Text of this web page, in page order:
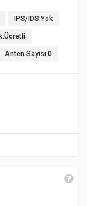
IPS/IDS:Yok
Anten Sayısı:0